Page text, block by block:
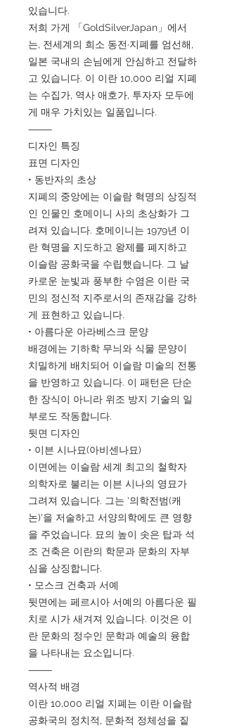
있습니다.
저희 가게 「GoldSilverJapan」에서
는, 전세계의 희소 동전·지폐를 엄선해,
일본 국내의 손님에게 안심하고 전달하
고 있습니다. 이 이란 10,000 리얼 지폐
는 수집가, 역사 애호가, 투자자 모두에
게 매우 가치있는 일품입니다.
⸻
디자인 특징
표면 디자인
• 동반자의 초상
지폐의 중앙에는 이슬람 혁명의 상징적
인 인물인 호메이니 사의 초상화가 그
려져 있습니다. 호메이니는 1979년 이
란 혁명을 지도하고 왕제를 폐지하고
이슬람 공화국을 수립했습니다. 그 날
카로운 눈빛과 풍부한 수염은 이란 국
민의 정신적 지주로서의 존재감을 강하
게 표현하고 있습니다.
• 아름다운 아라베스크 문양
배경에는 기하학 무늬와 식물 문양이
치밀하게 배치되어 이슬람 미술의 전통
을 반영하고 있습니다. 이 패턴은 단순
한 장식이 아니라 위조 방지 기술의 일
부로도 작동합니다.
뒷면 디자인
• 이븐 시나묘(아비센나묘)
이면에는 이슬람 세계 최고의 철학자
의학자로 불리는 이븐 시나의 영묘가
그려져 있습니다. 그는 '의학전범(캐
논)'을 저술하고 서양의학에도 큰 영향
을 주었습니다. 묘의 높이 솟은 탑과 석
조 건축은 이란의 학문과 문화의 자부
심을 상징합니다.
• 모스크 건축과 서예
뒷면에는 페르시아 서예의 아름다운 필
치로 시가 새겨져 있습니다. 이것은 이
란 문화의 정수인 문학과 예술의 융합
을 나타내는 요소입니다.
⸻
역사적 배경
이란 10,000 리얼 지폐는 이란 이슬람
공화국의 정치적, 문화적 정체성을 짙